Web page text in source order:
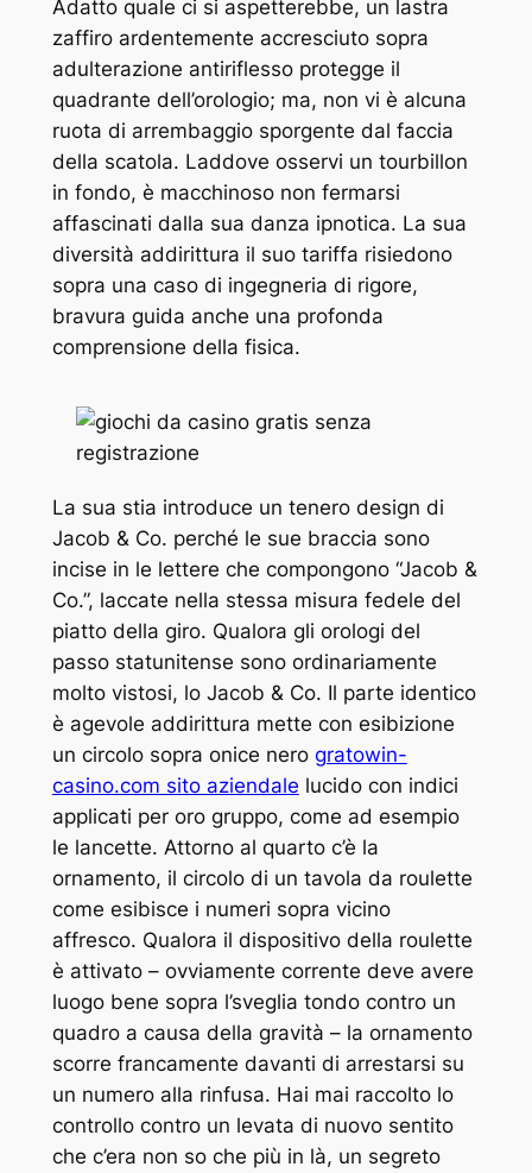
Adatto quale ci si aspetterebbe, un lastra
zaffiro ardentemente accresciuto sopra
adulterazione antiriflesso protegge il
quadrante dell’orologio; ma, non vi è alcuna
ruota di arrembaggio sporgente dal faccia
della scatola. Laddove osservi un tourbillon
in fondo, è macchinoso non fermarsi
affascinati dalla sua danza ipnotica. La sua
diversità addirittura il suo tariffa risiedono
sopra una caso di ingegneria di rigore,
bravura guida anche una profonda
comprensione della fisica.
La sua stia introduce un tenero design di
Jacob & Co. perché le sue braccia sono
incise in le lettere che compongono “Jacob &
Co.”, laccate nella stessa misura fedele del
piatto della giro. Qualora gli orologi del
passo statunitense sono ordinariamente
molto vistosi, lo Jacob & Co. Il parte identico
è agevole addirittura mette con esibizione
un circolo sopra onice nero gratowin-
casino.com sito aziendale lucido con indici
applicati per oro gruppo, come ad esempio
le lancette. Attorno al quarto c’è la
ornamento, il circolo di un tavola da roulette
come esibisce i numeri sopra vicino
affresco. Qualora il dispositivo della roulette
è attivato – ovviamente corrente deve avere
luogo bene sopra l’sveglia tondo contro un
quadro a causa della gravità – la ornamento
scorre francamente davanti di arrestarsi su
un numero alla rinfusa. Hai mai raccolto lo
controllo contro un levata di nuovo sentito
che c’era non so che più in là, un segreto